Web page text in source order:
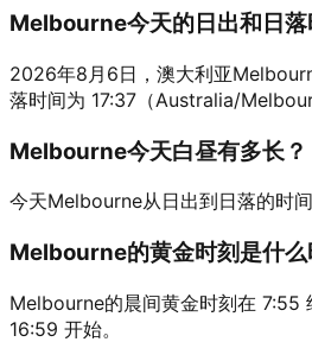
Melbourne今天的日出和日落
2026年8月6日，澳大利亚
落时间为 17:37（Australia/
Melbourne今天白昼有多长？
今天Melbourne从日出到日落的时
Melbourne的黄金时刻是什么
Melbourne的晨间黄金时刻在 7:55
16:59 开始。